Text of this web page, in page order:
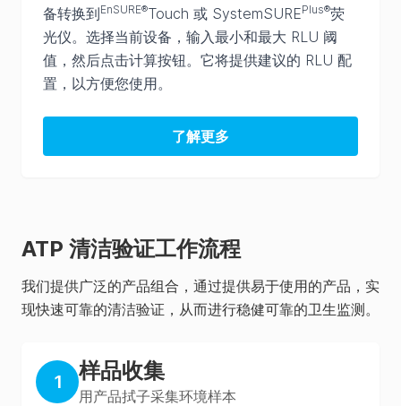
备转换到EnSURE®Touch 或 SystemSUREPlus®荧
光仪。选择当前设备，输入最小和最大 RLU 阈
值，然后点击计算按钮。它将提供建议的 RLU 配
置，以方便您使用。
了解更多
ATP 清洁验证工作流程
我们提供广泛的产品组合，通过提供易于使用的产品，实
现快速可靠的清洁验证，从而进行稳健可靠的卫生监测。
1 样品收集
用产品拭子采集环境样本